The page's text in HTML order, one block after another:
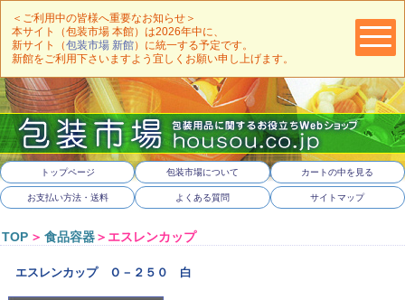
＜ご利用中の皆様へ重要なお知らせ＞
本サイト（包装市場 本館）は2026年中に、
新サイト（包装市場 新館）に統一する予定です。
新館をご利用下さいますよう宜しくお願い申し上げます。
トップページ 包装市場について カートの中を見る
お支払い方法・送料 よくある質問 サイトマップ
TOP ＞ 食品容器＞エスレンカップ
エスレンカップ Ｏ－２５０ 白